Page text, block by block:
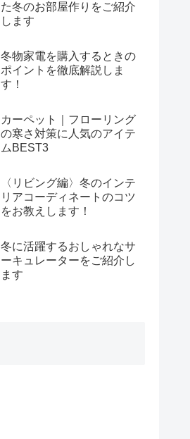
た冬のお部屋作りをご紹介
します
冬物家電を購入するときの
ポイントを徹底解説しま
す！
カーペット｜フローリング
の寒さ対策に人気のアイテ
ムBEST3
〈リビング編〉冬のインテ
リアコーディネートのコツ
をお教えします！
冬に活躍するおしゃれなサ
ーキュレーターをご紹介し
ます